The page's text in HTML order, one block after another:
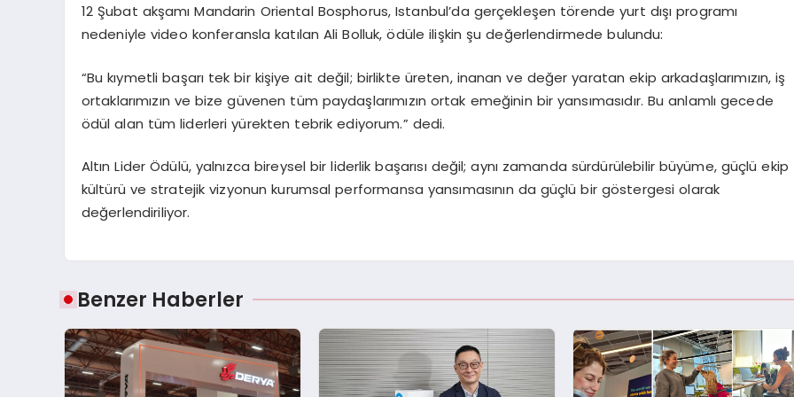
12 Şubat akşamı Mandarin Oriental Bosphorus,Istanbul’da gerçekleşen törende yurt dışı programı
nedeniyle video konferansla katılan Ali Bolluk, ödüle ilişkin şu değerlendirmede bulundu:
“Bu kıymetli başarı tek bir kişiye ait değil; birlikte üreten, inanan ve değer yaratan ekip arkadaşlarımızın, iş
ortaklarımızın ve bize güvenen tüm paydaşlarımızın ortak emeğinin bir yansımasıdır. Bu anlamlı gecede
ödül alan tüm liderleri yürekten tebrik ediyorum.” dedi.
Altın Lider Ödülü, yalnızca bireysel bir liderlik başarısı değil; aynı zamanda sürdürülebilir büyüme, güçlü ekip
kültürü ve stratejik vizyonun kurumsal performansa yansımasının da güçlü bir göstergesi olarak
değerlendiriliyor.
Benzer Haberler